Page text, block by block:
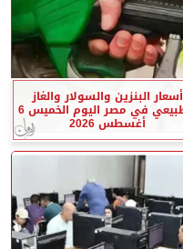
أسعار البنزين والسولار والغاز
الطبيعي في مصر اليوم الخميس 6
أغسطس 2026